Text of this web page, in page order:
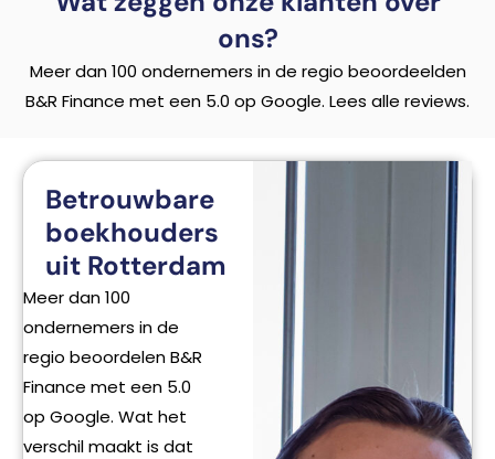
ons?
Meer dan 100 ondernemers in de regio beoordeelden
B&R Finance met een 5.0 op Google. Lees alle reviews.
Betrouwbare
boekhouders
uit Rotterdam
Meer dan 100
ondernemers in de
regio beoordelen B&R
Finance met een 5.0
op Google. Wat het
verschil maakt is dat